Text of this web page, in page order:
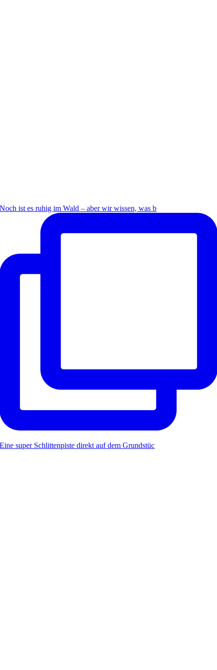
Noch ist es ruhig im Wald – aber wir wissen, was b
Eine super Schlittenpiste direkt auf dem Grundstüc